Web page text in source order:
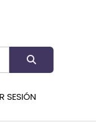
SESIÓN